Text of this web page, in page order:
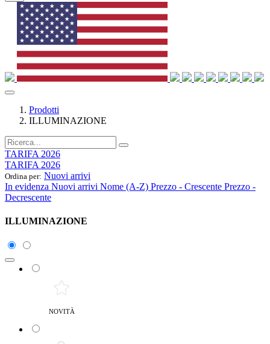
Prodotti
ILLUMINAZIONE
TARIFA 2026
TARIFA 2026
Ordina per: Nuovi arrivi
In evidenza Nuovi arrivi Nome (A-Z) Prezzo - Crescente Prezzo -
Decrescente
ILLUMINAZIONE
NOVITÀ